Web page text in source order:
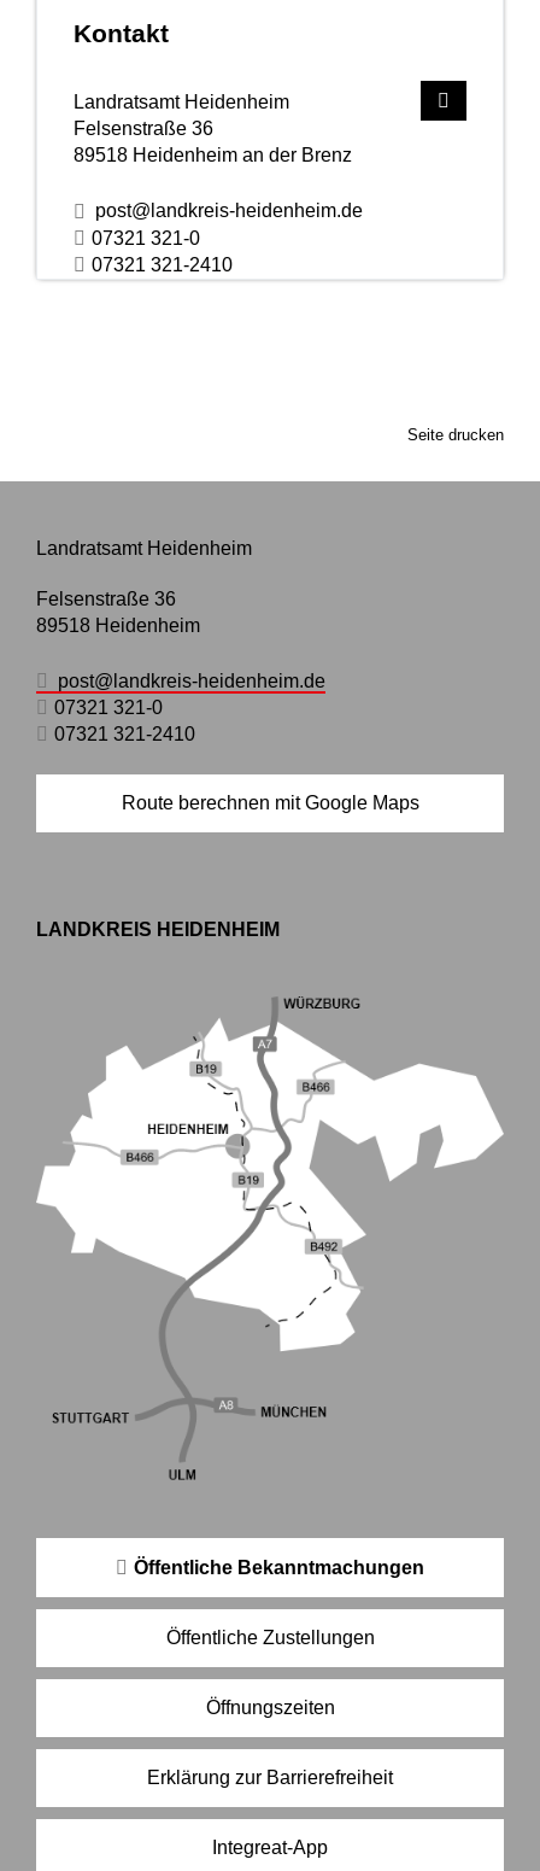
Kontakt
Landratsamt Heidenheim
Felsenstraße 36
89518 Heidenheim an der Brenz
post@landkreis-heidenheim.de
07321 321-0
07321 321-2410
Seite drucken
Landratsamt Heidenheim
Felsenstraße 36
89518 Heidenheim
post@landkreis-heidenheim.de
07321 321-0
07321 321-2410
Route berechnen mit Google Maps
LANDKREIS HEIDENHEIM
Öffentliche Bekanntmachungen
Öffentliche Zustellungen
Öffnungszeiten
Erklärung zur Barrierefreiheit
Integreat-App